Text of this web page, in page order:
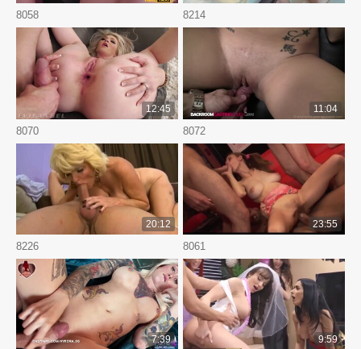
8058 8214
8070
12:45
8072
11:04
8226
20:12
8061
23:55
7:39 9:59